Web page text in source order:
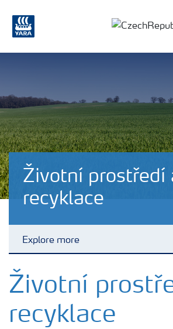
Životní prostředí
recyklace
Explore more
Plány výživy
Hnojiva
Životní
recyklace